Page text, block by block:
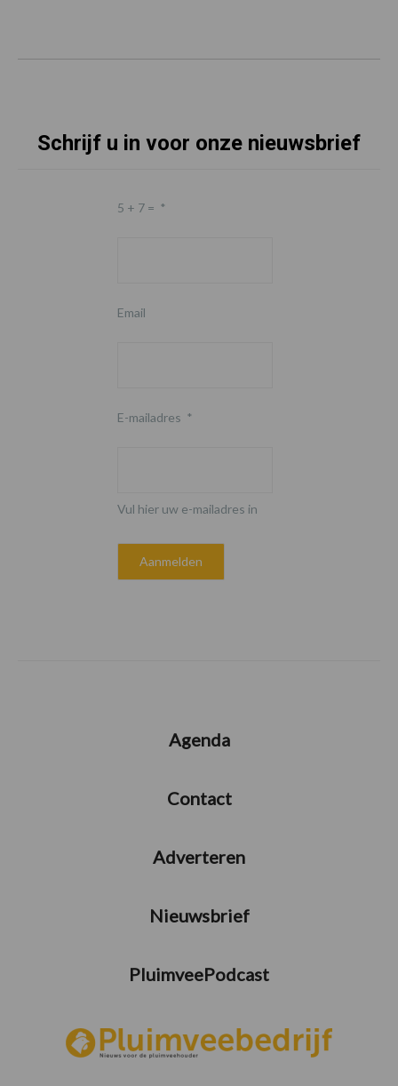
Schrijf u in voor onze nieuwsbrief
5 + 7 = *
Email
E-mailadres *
Vul hier uw e-mailadres in
Agenda
Contact
Adverteren
Nieuwsbrief
PluimveePodcast